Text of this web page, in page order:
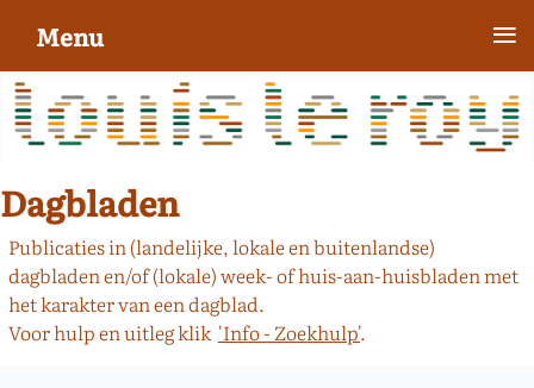
Dagbladen
Publicaties in (landelijke, lokale en buitenlandse)
dagbladen en/of (lokale) week- of huis-aan-huisbladen met
het karakter van een dagblad.
Voor hulp en uitleg klik 'Info - Zoekhulp'.
Menu ≡